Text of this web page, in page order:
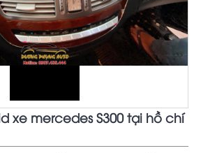
xe mercedes S300 tại hồ chí